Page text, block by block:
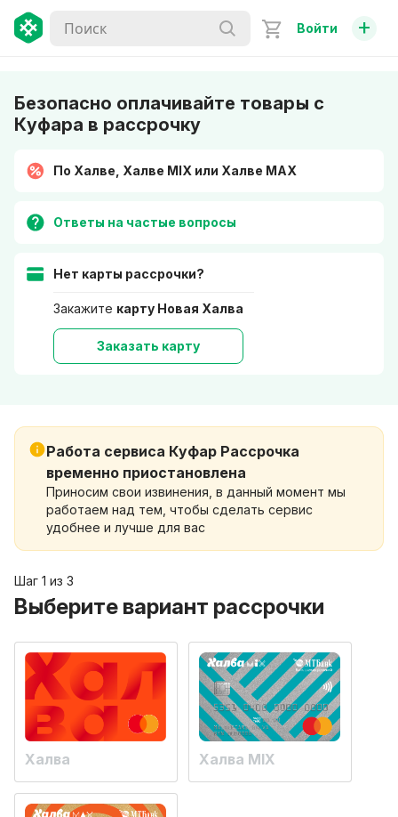
Войти +
Безопасно оплачивайте товары с
Куфара в рассрочку
По Халве, Халве MIX или Халве MAX
Ответы на частые вопросы
Нет карты рассрочки?
Закажите карту Новая Халва
Заказать карту
Работа сервиса Куфар Рассрочка
временно приостановлена
Приносим свои извинения, в данный момент мы
работаем над тем, чтобы сделать сервис
удобнее и лучше для вас
Шаг 1 из 3
Выберите вариант рассрочки
Халва Халва MIX